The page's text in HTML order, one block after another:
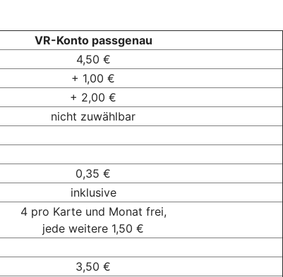
VR-Konto passgenau
4,50 €
+ 1,00 €
+ 2,00 €
nicht zuwählbar
0,35 €
inklusive
4 pro Karte und Monat frei,
jede weitere 1,50 €
3,50 €